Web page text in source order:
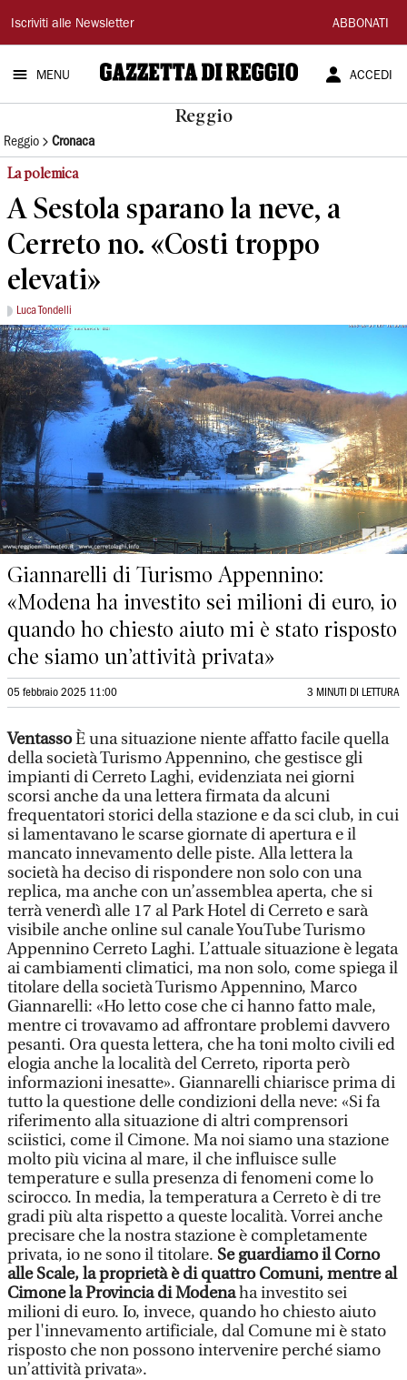
Gazzetta
di
Reggio
Iscriviti alle Newsletter ABBONATI
MENU ACCEDI
Reggio
Reggio Cronaca
La polemica
A Sestola sparano la neve, a
Cerreto no. «Costi troppo
elevati»
Luca Tondelli
Giannarelli di Turismo Appennino:
«Modena ha investito sei milioni di euro, io
quando ho chiesto aiuto mi è stato risposto
che siamo un’attività privata»
05 febbraio 2025 11:00 3 MINUTI DI LETTURA
VentassoÈ una situazione niente affatto facile quella
della società Turismo Appennino, che gestisce gli
impianti di Cerreto Laghi, evidenziata nei giorni
scorsi anche da una lettera firmata da alcuni
frequentatori storici della stazione e da sci club, in cui
si lamentavano le scarse giornate di apertura e il
mancato innevamento delle piste. Alla lettera la
società ha deciso di rispondere non solo con una
replica, ma anche con un’assemblea aperta, che si
terrà venerdì alle 17 al Park Hotel di Cerreto e sarà
visibile anche online sul canale YouTube Turismo
Appennino Cerreto Laghi. L’attuale situazione è legata
ai cambiamenti climatici, ma non solo, come spiega il
titolare della società Turismo Appennino, Marco
Giannarelli: «Ho letto cose che ci hanno fatto male,
mentre ci trovavamo ad affrontare problemi davvero
pesanti. Ora questa lettera, che ha toni molto civili ed
elogia anche la località del Cerreto, riporta però
informazioni inesatte». Giannarelli chiarisce prima di
tutto la questione delle condizioni della neve: «Si fa
riferimento alla situazione di altri comprensori
sciistici, come il Cimone. Ma noi siamo una stazione
molto più vicina al mare, il che influisce sulle
temperature e sulla presenza di fenomeni come lo
scirocco. In media, la temperatura a Cerreto è di tre
gradi più alta rispetto a queste località. Vorrei anche
precisare che la nostra stazione è completamente
privata, io ne sono il titolare. Se guardiamo il Corno
alle Scale, la proprietà è di quattro Comuni, mentre al
Cimone la Provincia di Modenaha investito sei
milioni di euro. Io, invece, quando ho chiesto aiuto
per l'innevamento artificiale, dal Comune mi è stato
risposto che non possono intervenire perché siamo
un’attività privata».